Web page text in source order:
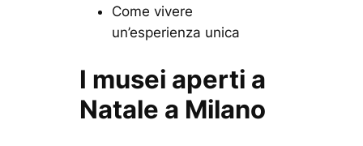
Come vivere
un’esperienza unica
I musei aperti a
Natale a Milano